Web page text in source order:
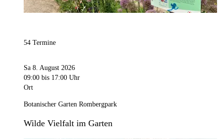
54 Termine
Sa 8. August 2026
09:00 bis 17:00 Uhr
Ort
Botanischer Garten Rombergpark
Wilde Vielfalt im Garten